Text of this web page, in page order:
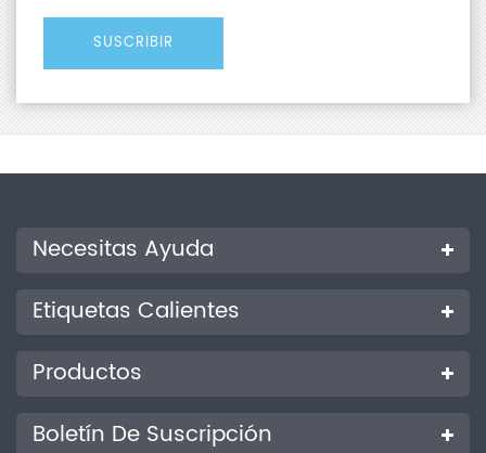
Necesitas Ayuda
Etiquetas Calientes
Productos
Boletín De Suscripción